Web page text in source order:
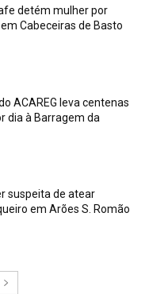
detém mulher por
Cabeceiras de Basto
ACAREG leva centenas
dia à Barragem da
suspeita de atear
em Arões S. Romão